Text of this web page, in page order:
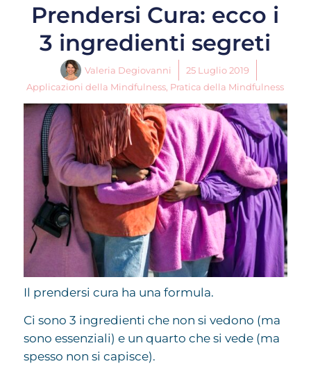
Prendersi Cura: ecco i
3 ingredienti segreti
Valeria Degiovanni
25 Luglio 2019
Applicazioni della Mindfulness, Pratica della Mindfulness
Il prendersi cura ha una formula.
Ci sono 3 ingredienti che non si vedono (ma
sono essenziali) e un quarto che si vede (ma
spesso non si capisce).